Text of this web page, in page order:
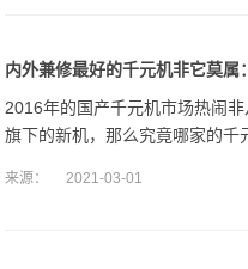
内外兼修最好的千元机非它莫属
2016年的国产千元机市场热闹
旗下的新机，那么究竟哪家的千
高性
来源： 2021-03-01